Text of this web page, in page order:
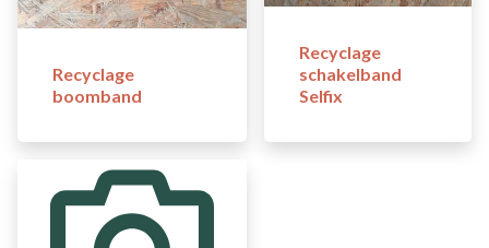
Recyclage
boomband
Recyclage
schakelband
Selfix